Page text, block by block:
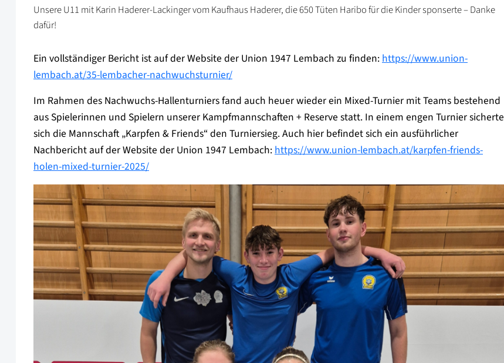
Unsere U11 mit Karin Haderer-Lackinger vom Kaufhaus Haderer, die 650 Tüten Haribo für die Kinder sponserte – Danke
dafür!
Ein vollständiger Bericht ist auf der Website der Union 1947 Lembach zu finden:https://www.union-
lembach.at/35-lembacher-nachwuchsturnier/
Im Rahmen des Nachwuchs-Hallenturniers fand auch heuer wieder ein Mixed-Turnier mit Teams bestehend
aus Spielerinnen und Spielern unserer Kampfmannschaften + Reserve statt. In einem engen Turnier sicherte
sich die Mannschaft „Karpfen & Friends“ den Turniersieg. Auch hier befindet sich ein ausführlicher
Nachbericht auf der Website der Union 1947 Lembach:https://www.union-lembach.at/karpfen-friends-
holen-mixed-turnier-2025/